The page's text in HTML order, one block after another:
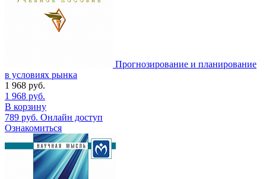
Прогнозирование и планирование
в условиях рынка
1 968 руб.
1 968 руб.
В корзину
789 руб. Онлайн доступ
Ознакомиться